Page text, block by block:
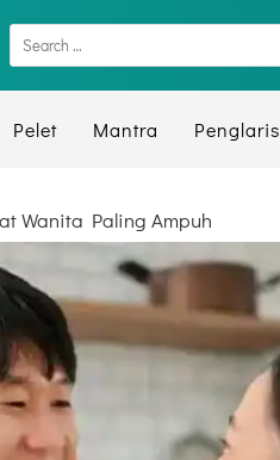
Pelet Mantra Penglaris
Wanita Paling Ampuh